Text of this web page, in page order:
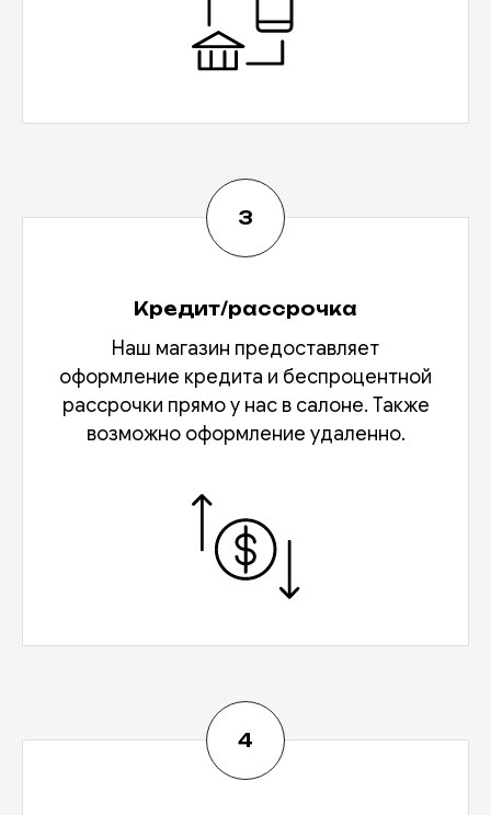
Кредит/рассрочка
Наш магазин предоставляет
оформление кредита и беспроцентной
рассрочки прямо у нас в салоне. Также
возможно оформление удаленно.